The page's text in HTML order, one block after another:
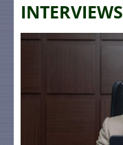
INTERVIEWS